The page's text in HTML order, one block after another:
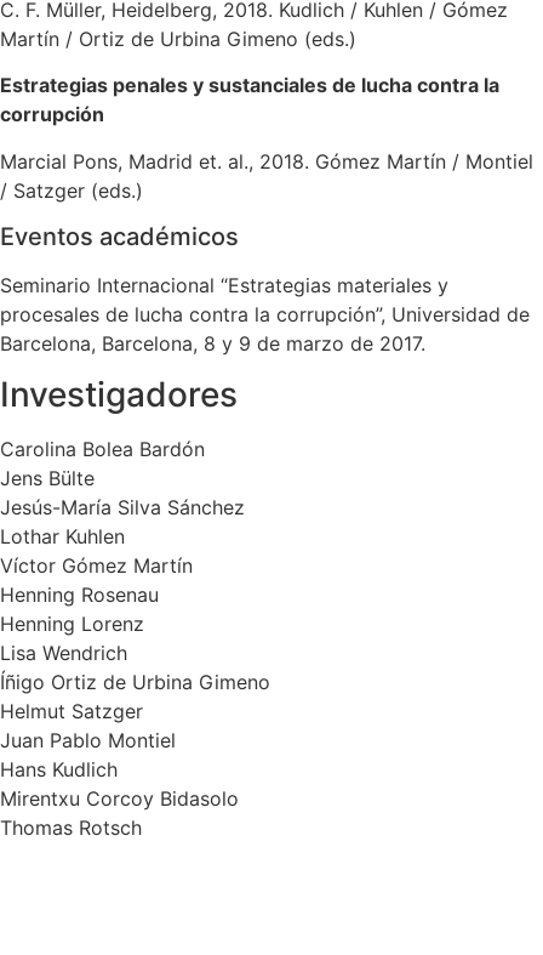
C. F. Müller, Heidelberg, 2018. Kudlich / Kuhlen / Gómez
Martín / Ortiz de Urbina Gimeno (eds.)
Estrategias penales y sustanciales de lucha contra la
corrupción
Marcial Pons, Madrid et. al., 2018. Gómez Martín / Montiel
/ Satzger (eds.)
Eventos académicos
Seminario Internacional “Estrategias materiales y
procesales de lucha contra la corrupción”, Universidad de
Barcelona, Barcelona, 8 y 9 de marzo de 2017.
Investigadores
Carolina Bolea Bardón
Jens Bülte
Jesús-María Silva Sánchez
Lothar Kuhlen
Víctor Gómez Martín
Henning Rosenau
Henning Lorenz
Lisa Wendrich
Íñigo Ortiz de Urbina Gimeno
Helmut Satzger
Juan Pablo Montiel
Hans Kudlich
Mirentxu Corcoy Bidasolo
Thomas Rotsch